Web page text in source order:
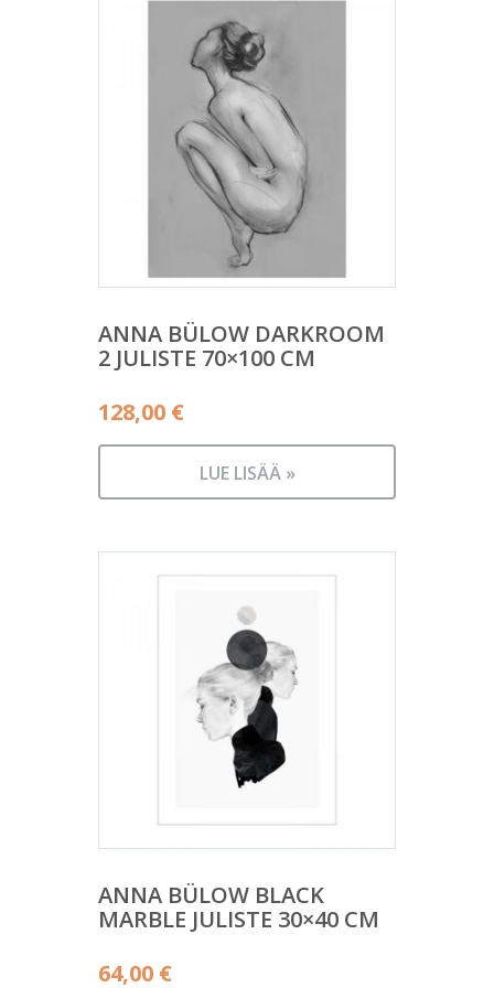
ANNA BÜLOW DARKROOM
2 JULISTE 70×100 CM
128,00 €
LUE LISÄÄ »
ANNA BÜLOW BLACK
MARBLE JULISTE 30×40 CM
64,00 €